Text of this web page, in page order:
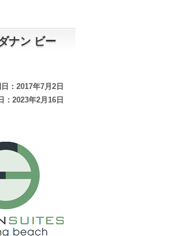
ナン ビー
：2017年7月2日
：2023年2月16日